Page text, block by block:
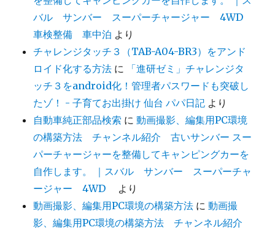
バル サンバー スーパーチャージャー 4WD
車検整備 車中泊 より
チャレンジタッチ３（TAB-A04-BR3）をアンド
ロイド化する方法 に
「進研ゼミ」チャレンジタ
ッチ３をandroid化！管理者パスワードも突破し
たゾ！ - 子育てお出掛け 仙台 パパ日記 より
自動車純正部品検索 に動画撮影、編集用PC環境
の構築方法 チャンネル紹介 古いサンバー スー
パーチャージャーを整備してキャンピングカーを
自作します。 ｜スバル サンバー スーパーチャ
ージャー 4WD
より
動画撮影、編集用PC環境の構築方法 に動画撮
影、編集用PC環境の構築方法 チャンネル紹介